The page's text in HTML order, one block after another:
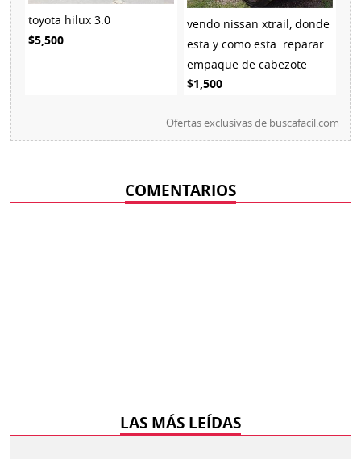
toyota hilux 3.0
$5,500
vendo nissan xtrail, donde
esta y como esta. reparar
empaque de cabezote
$1,500
Ofertas exclusivas de buscafacil.com
COMENTARIOS
LAS MÁS LEÍDAS